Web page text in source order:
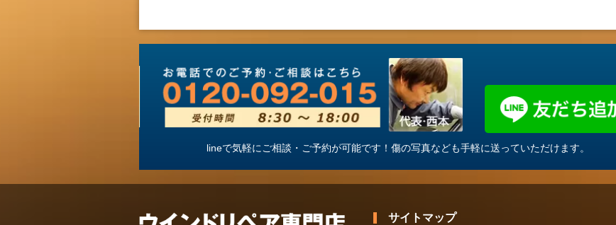
lineで気軽にご相談・ご予約が可能です！傷の写真なども手軽に送っていただけます。
サイトマップ